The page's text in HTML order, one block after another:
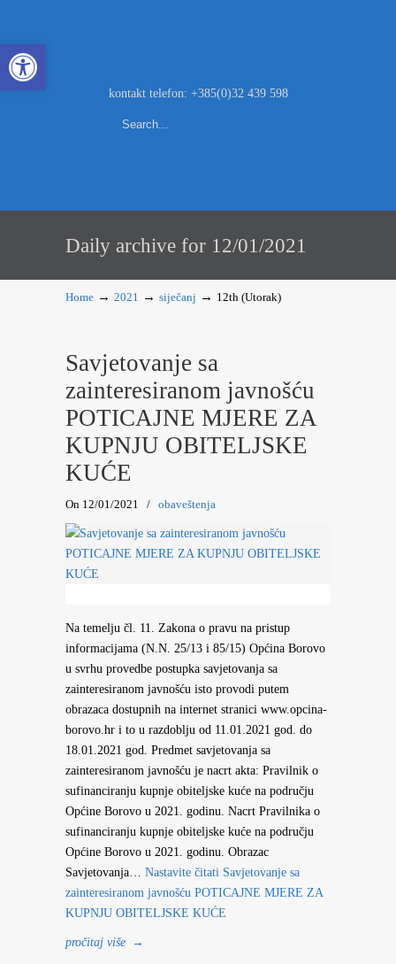
Open toolbar
kontakt telefon: +385(0)32 439 598
Daily archive for 12/01/2021
Home → 2021 → siječanj → 12th (Utorak)
Savjetovanje sa
zainteresiranom javnošću
POTICAJNE MJERE ZA
KUPNJU OBITELJSKE
KUĆE
On 12/01/2021 / obaveštenja
Na temelju čl. 11. Zakona o pravu na pristup
informacijama (N.N. 25/13 i 85/15) Općina Borovo
u svrhu provedbe postupka savjetovanja sa
zainteresiranom javnošću isto provodi putem
obrazaca dostupnih na internet stranici www.opcina-
borovo.hr i to u razdoblju od 11.01.2021 god. do
18.01.2021 god. Predmet savjetovanja sa
zainteresiranom javnošću je nacrt akta: Pravilnik o
sufinanciranju kupnje obiteljske kuće na području
Općine Borovo u 2021. godinu. Nacrt Pravilnika o
sufinanciranju kupnje obiteljske kuće na području
Općine Borovo u 2021. godinu. Obrazac
Savjetovanja… Nastavite čitati Savjetovanje sa
zainteresiranom javnošću POTICAJNE MJERE ZA
KUPNJU OBITELJSKE KUĆE
pročitaj više →